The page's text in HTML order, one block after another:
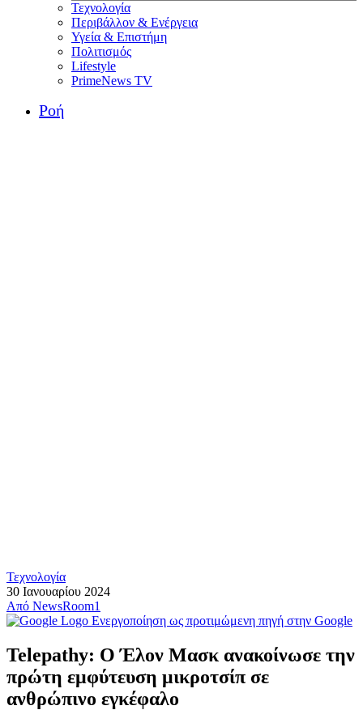
Τεχνολογία
Περιβάλλον & Ενέργεια
Υγεία & Επιστήμη
Πολιτισμός
Lifestyle
PrimeNews TV
Ροή
Τεχνολογία
30 Ιανουαρίου 2024
Από NewsRoom1
Ενεργοποίηση ως προτιμώμενη πηγή στην Google
Telepathy: Ο Έλον Μασκ ανακοίνωσε την
πρώτη εμφύτευση μικροτσίπ σε
ανθρώπινο εγκέφαλο